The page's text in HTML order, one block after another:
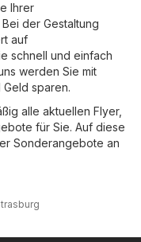
Ihrer
der Gestaltung
auf
schnell und einfach
werden Sie mit
sparen.
alle aktuellen Flyer,
für Sie. Auf diese
Sonderangebote an